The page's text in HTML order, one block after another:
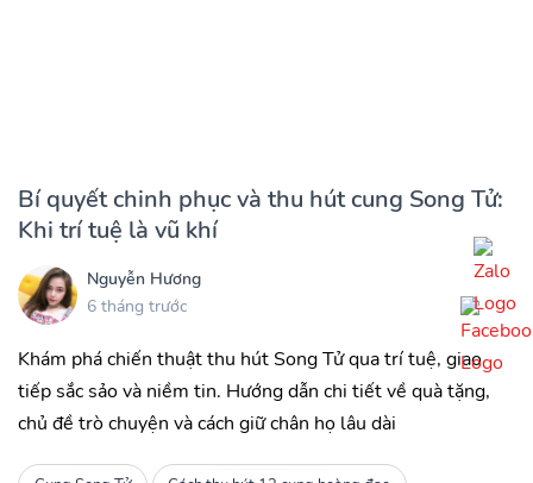
Bí quyết chinh phục và thu hút cung Song Tử:
Khi trí tuệ là vũ khí
Nguyễn Hương
6 tháng trước
Khám phá chiến thuật thu hút Song Tử qua trí tuệ, giao
tiếp sắc sảo và niềm tin. Hướng dẫn chi tiết về quà tặng,
chủ đề trò chuyện và cách giữ chân họ lâu dài